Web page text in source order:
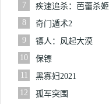
7
疾速追杀：芭蕾杀姬
8
奇门遁术2
9
镖人：风起大漠
10
保镖
11
黑寡妇2021
12
孤军突围